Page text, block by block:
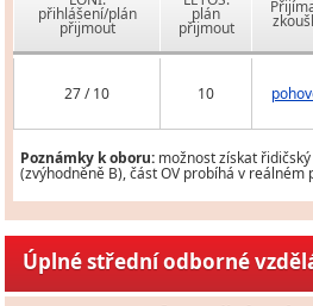
přihlášení/plán
přijmout
plán
přijmout
27 / 10 10
Poznámky k oboru: možnost získat
(zvýhodněně B), část OV probíhá v
Úplné střední odborné